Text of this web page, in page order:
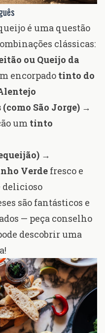
é uma questão
clássicas:
ou Queijo da
encorpado tinto do
São Jorge) →
um tinto
→
Verde fresco e
delicioso
são fantásticos e
— peça conselho
descobrir uma